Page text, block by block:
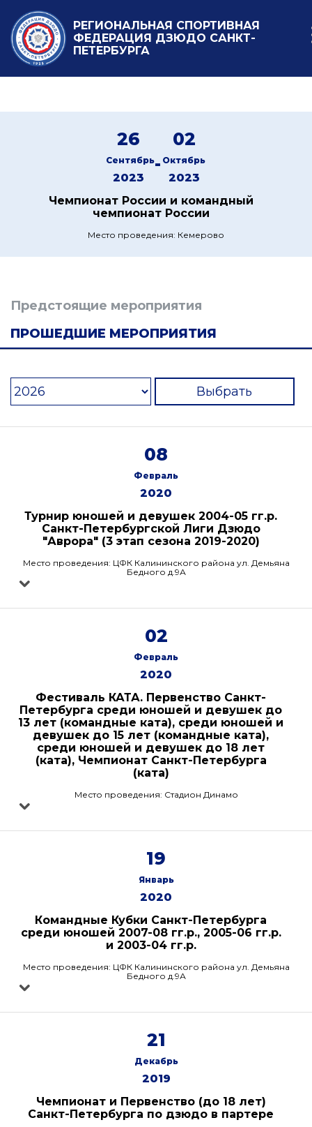
РЕГИОНАЛЬНАЯ СПОРТИВНАЯ
ФЕДЕРАЦИЯ ДЗЮДО САНКТ-
ПЕТЕРБУРГА
26
Сентябрь
2023
-
02
Октябрь
2023
Чемпионат России и командный
чемпионат России
Место проведения: Кемерово
Предстоящие мероприятия
ПРОШЕДШИЕ МЕРОПРИЯТИЯ
Выбрать
08
Февраль
2020
Турнир юношей и девушек 2004-05 гг.р.
Санкт-Петербургской Лиги Дзюдо
"Аврора" (3 этап сезона 2019-2020)
Место проведения: ЦФК Калининского района ул. Демьяна
Бедного д.9А
02
Февраль
2020
Фестиваль КАТА. Первенство Санкт-
Петербурга среди юношей и девушек до
13 лет (командные ката), среди юношей и
девушек до 15 лет (командные ката),
среди юношей и девушек до 18 лет
(ката), Чемпионат Санкт-Петербурга
(ката)
Место проведения: Стадион Динамо
19
Январь
2020
Командные Кубки Санкт-Петербурга
среди юношей 2007-08 гг.р., 2005-06 гг.р.
и 2003-04 гг.р.
Место проведения: ЦФК Калининского района ул. Демьяна
Бедного д.9А
21
Декабрь
2019
Чемпионат и Первенство (до 18 лет)
Санкт-Петербурга по дзюдо в партере